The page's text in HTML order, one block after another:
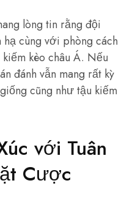
lòng tin rằng đội
cùng với phòng cách
kèo châu Á. Nếu
đánh vẫn mang rất kỳ
cũng như tậu kiếm
với Tuân
Cược